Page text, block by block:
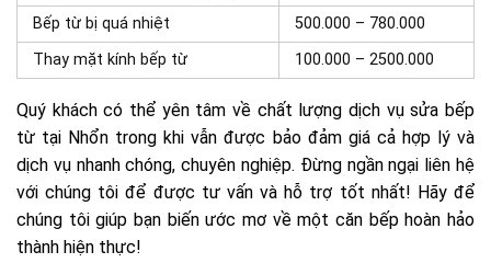
Bếp từ bị quá nhiệt
500.000 – 780.000
Thay mặt kính bếp từ
100.000 – 2500.000
Quý khách có thể yên tâm về chất lượng dịch vụ sửa bếp
từ tại Nhổn trong khi vẫn được bảo đảm giá cả hợp lý và
dịch vụ nhanh chóng, chuyên nghiệp. Đừng ngần ngại liên hệ
với chúng tôi để được tư vấn và hỗ trợ tốt nhất! Hãy để
chúng tôi giúp bạn biến ước mơ về một căn bếp hoàn hảo
thành hiện thực!